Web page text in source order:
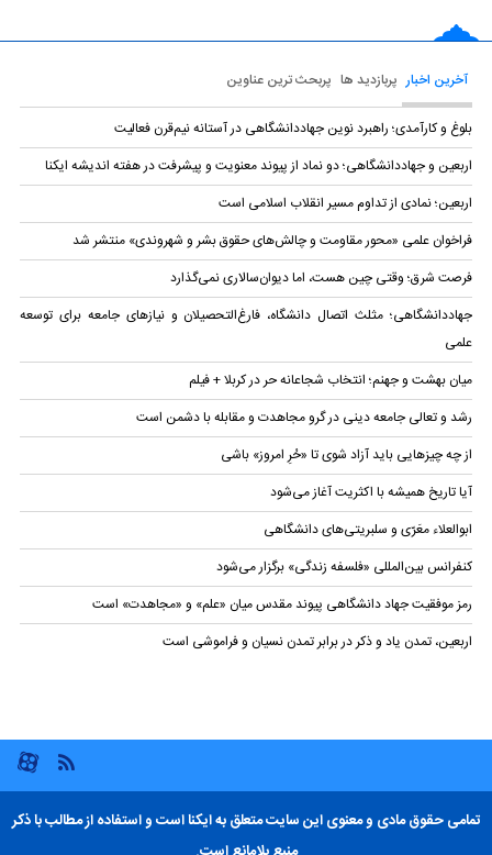
آخرین اخبار پربازدید ها پربحث ترین عناوین
بلوغ و کارآمدی؛ راهبرد نوین جهاددانشگاهی در آستانه نیم‌قرن فعالیت
اربعین و جهاددانشگاهی؛ دو نماد از پیوند معنویت و پیشرفت در هفته اندیشه ایکنا
اربعین؛ نمادی از تداوم مسیر انقلاب اسلامی است
فراخوان علمی «محور مقاومت و چالش‌های حقوق بشر و شهروندی» منتشر شد
فرصت شرق؛ وقتی چین هست، اما دیوان‌سالاری نمی‌گذارد
جهاددانشگاهی؛ مثلث اتصال دانشگاه، فارغ‌التحصیلان و نیازهای جامعه برای توسعه
علمی
میان بهشت و جهنم؛ انتخاب شجاعانه حر در کربلا + فیلم
رشد و تعالی جامعه دینی در گرو مجاهدت و مقابله با دشمن است
از چه چیزهایی باید آزاد شوی تا «حُرِ امروز» باشی
آیا تاریخ همیشه با اکثریت آغاز می‌شود
ابوالعلاء معَرّی و سلبریتی‌های دانشگاهی
کنفرانس بین‌المللی «فلسفه زندگی» برگزار می‌شود
رمز موفقیت جهاد دانشگاهی پیوند مقدس میان «علم» و «مجاهدت» است
اربعین، تمدن یاد و ذکر در برابر تمدن نسیان و فراموشی است
تمامی حقوق مادی و معنوی این سایت متعلق به ایکنا است و استفاده از مطالب با ذکر